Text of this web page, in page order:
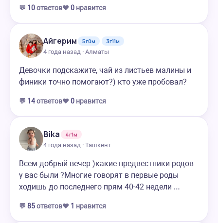
💬 10ответов❤️ 0 нравится
Айгерим 5г0м
3г11м
4 года назад · Алматы
Девочки подскажите, чай из листьев малины и
финики точно помогают?) кто уже пробовал?
💬 14ответов❤️ 0 нравится
Bika
4г1м
4 года назад · Ташкент
Всем добрый вечер )какие предвестники родов
у вас были ?Многие говорят в первые роды
ходишь до последнего прям 40-42 недели …
💬 85ответов❤️ 1 нравится